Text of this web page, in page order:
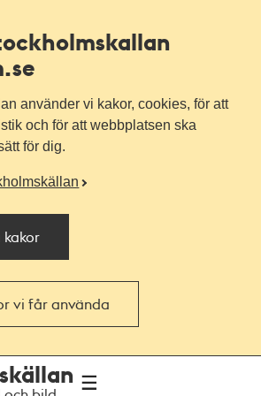
använder vi kakor, cookies, för att
och för att webbplatsen ska
för dig.
kakor
vi får använda